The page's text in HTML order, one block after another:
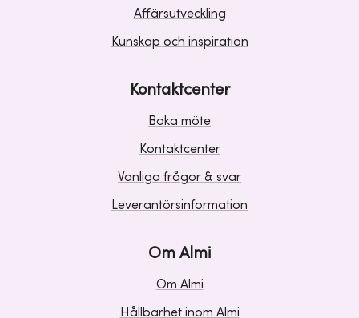
Affärsutveckling
Kunskap och inspiration
Kontaktcenter
Boka möte
Kontaktcenter
Vanliga frågor & svar
Leverantörsinformation
Om Almi
Om Almi
Hållbarhet inom Almi